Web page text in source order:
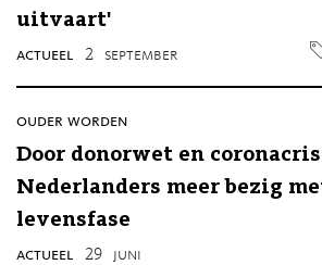
uitvaart'
actueel 2 september
ouder worden
Door donorwet en
Nederlanders meer bezig
levensfase
actueel 29 juni